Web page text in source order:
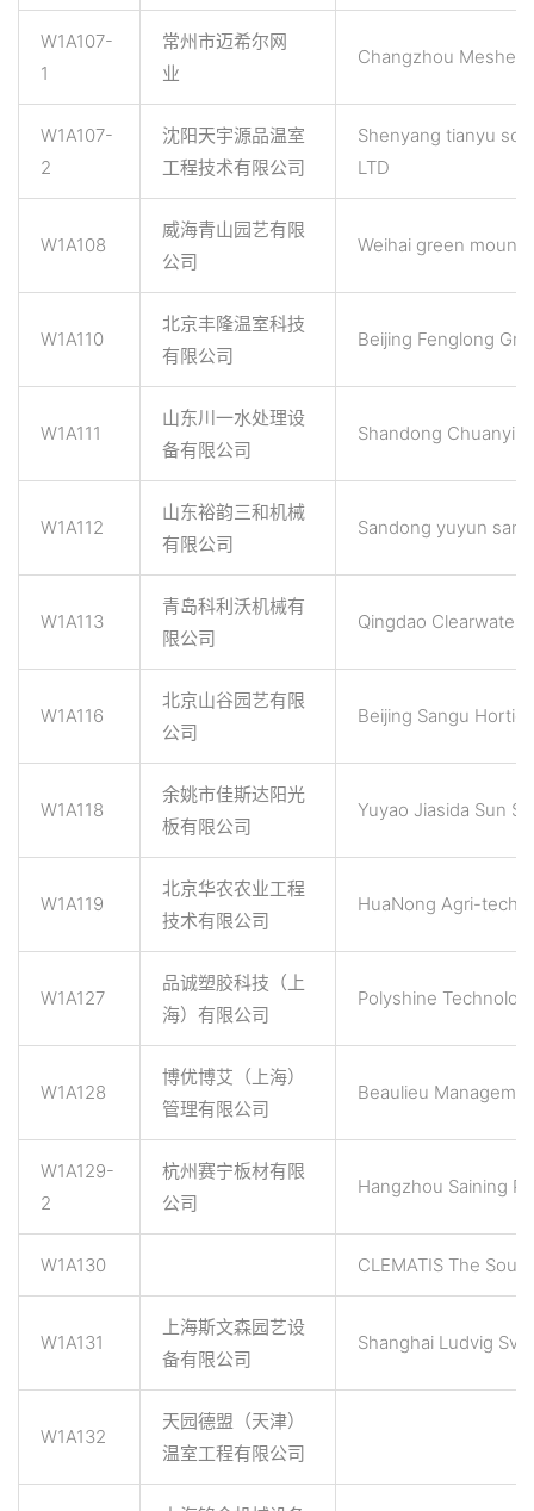
W1A107-
1
常州市迈希尔网
业
Changzhou Meshel
W1A107-
2
沈阳天宇源品温室
工程技术有限公司
Shenyang tianyu
LTD
W1A108
威海青山园艺有限
公司
Weihai green
W1A110
北京丰隆温室科技
有限公司
Beijing Fenglong
W1A111
山东川一水处理设
备有限公司
Shandong Chuanyi
W1A112
山东裕韵三和机械
有限公司
Sandong yuyun
W1A113
青岛科利沃机械有
限公司
Qingdao Clearwater
W1A116
北京山谷园艺有限
公司
Beijing Sangu
W1A118
余姚市佳斯达阳光
板有限公司
Yuyao Jiasida Sun
W1A119
北京华农农业工程
技术有限公司
HuaNong Agri-
W1A127
品诚塑胶科技（上
海）有限公司
Polyshine
W1A128
博优博艾（上海）
管理有限公司
Beaulieu
W1A129-
2
杭州赛宁板材有限
公司
Hangzhou Saining
W1A130 CLEMATIS The
W1A131
上海斯文森园艺设
备有限公司
Shanghai Ludvig
W1A132
天园德盟（天津）
温室工程有限公司